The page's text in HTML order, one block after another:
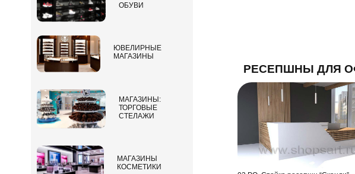
РЕСЕПШНЫ ДЛЯ
ОБУВИ
ЮВЕЛИРНЫЕ
МАГАЗИНЫ
МАГАЗИНЫ:
ТОРГОВЫЕ
СТЕЛАЖИ
МАГАЗИНЫ
КОСМЕТИКИ